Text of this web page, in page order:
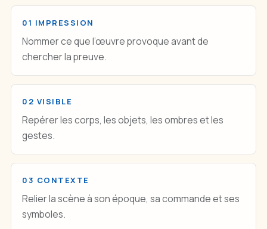
01 IMPRESSION
Nommer ce que l’œuvre provoque avant de
chercher la preuve.
02 VISIBLE
Repérer les corps, les objets, les ombres et les
gestes.
03 CONTEXTE
Relier la scène à son époque, sa commande et ses
symboles.